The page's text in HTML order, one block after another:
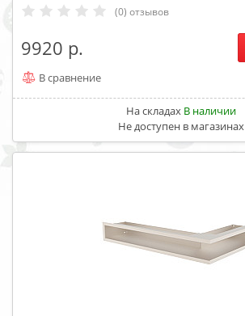
(0) отзывов
9920
В сравнение
На складах В наличии
Не доступен в магазинах